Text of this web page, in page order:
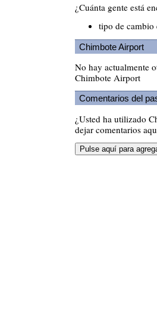
¿Cuánta gente está
tipo de cambio
Chimbote Airport
No hay actualmente
Chimbote Airport
Comentarios del
¿Usted ha utilizado
dejar comentarios